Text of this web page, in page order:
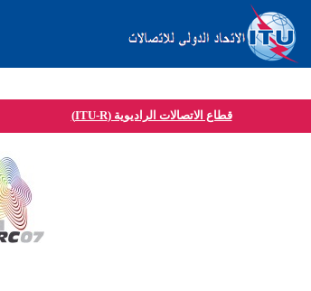
قطاع الاتصالات الراديوية (ITU-R)